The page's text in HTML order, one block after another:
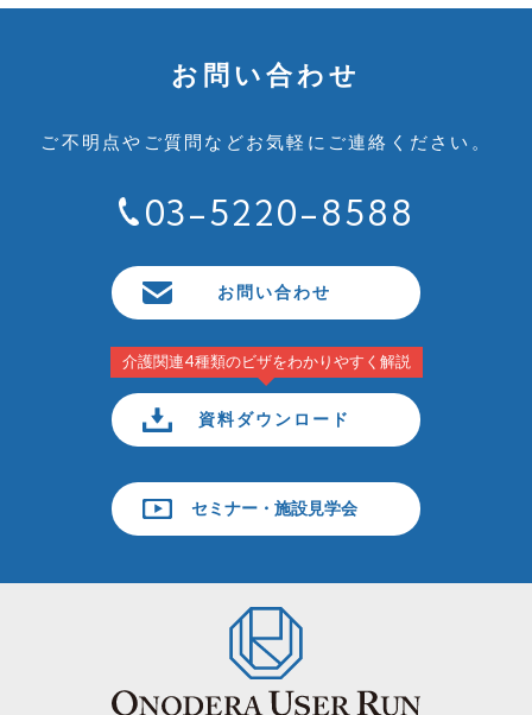
お問い合わせ
ご不明点やご質問などお気軽にご連絡ください。
03-5220-8588
お問い合わせ
介護関連4種類のビザをわかりやすく解説
資料ダウンロード
セミナー・施設見学会